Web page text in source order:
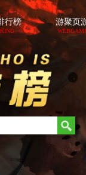
行榜 游聚页